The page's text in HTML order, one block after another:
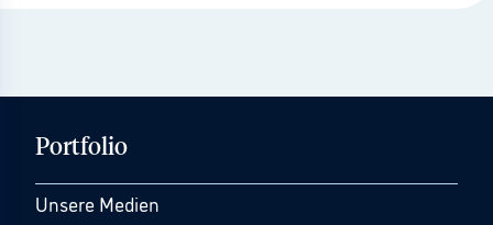
Portfolio
Unsere Medien